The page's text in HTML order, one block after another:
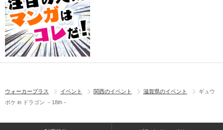
ウォーカープラス イベント 関西のイベント 滋賀県のイベント
ギュウ
ポケ in ドラゴン －18th－